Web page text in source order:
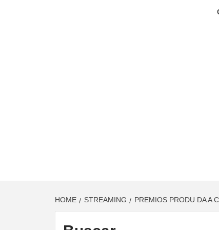
HOME STREAMING PREMIOS PRODU DA A